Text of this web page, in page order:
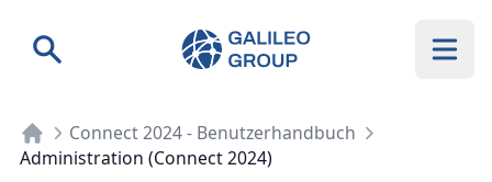
Suche Galileo Group AG
Connect 2024 - Benutzerhandbuch
Administration (Connect 2024)